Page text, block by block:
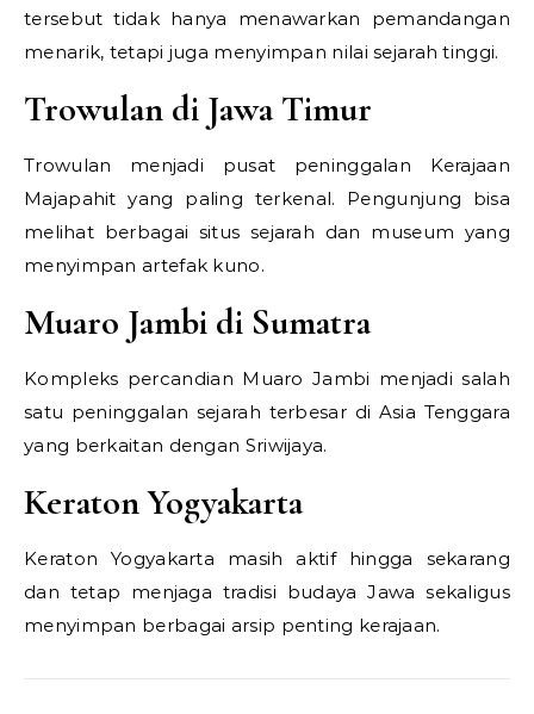
tersebut tidak hanya menawarkan pemandangan
menarik, tetapi juga menyimpan nilai sejarah tinggi.
Trowulan di Jawa Timur
Trowulan menjadi pusat peninggalan Kerajaan
Majapahit yang paling terkenal. Pengunjung bisa
melihat berbagai situs sejarah dan museum yang
menyimpan artefak kuno.
Muaro Jambi di Sumatra
Kompleks percandian Muaro Jambi menjadi salah
satu peninggalan sejarah terbesar di Asia Tenggara
yang berkaitan dengan Sriwijaya.
Keraton Yogyakarta
Keraton Yogyakarta masih aktif hingga sekarang
dan tetap menjaga tradisi budaya Jawa sekaligus
menyimpan berbagai arsip penting kerajaan.